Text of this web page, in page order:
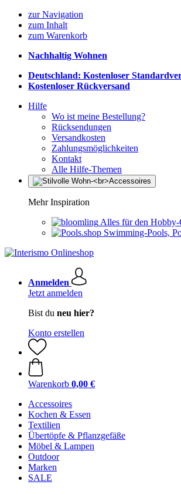
zur Navigation
zum Inhalt
zum Warenkorb
Nachhaltig Wohnen
Deutschland: Kostenloser
Kostenloser Rückversand
Hilfe
Wo ist meine Bestellung?
Rücksendungen
Versandkosten
Zahlungsmöglichkeiten
Kontakt
Alle Hilfe-Themen
Mehr Inspiration
Alles für den Hobby-
Swimming-Pools,
Anmelden
Jetzt anmelden
Bist du neu hier?
Konto erstellen
Warenkorb 0,00 €
Accessoires
Kochen & Essen
Textilien
Übertöpfe & Pflanzgefäße
Möbel & Lampen
Outdoor
Marken
SALE